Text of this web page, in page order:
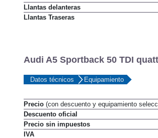
Neumáticos traseros
Llantas delanteras
Audi A5 Sportback 50 TDI
Precio(con descuento y equipamiento
Descuento oficial
Precio sin impuestos